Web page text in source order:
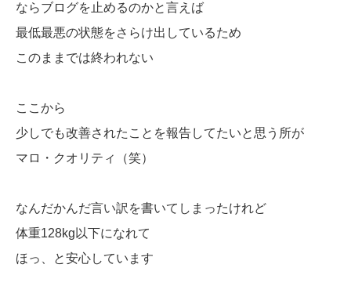
ならブログを止めるのかと言えば
最低最悪の状態をさらけ出しているため
このままでは終われない
ここから
少しでも改善されたことを報告してたいと思う所が
マロ・クオリティ（笑）
なんだかんだ言い訳を書いてしまったけれど
体重128kg以下になれて
ほっ、と安心しています